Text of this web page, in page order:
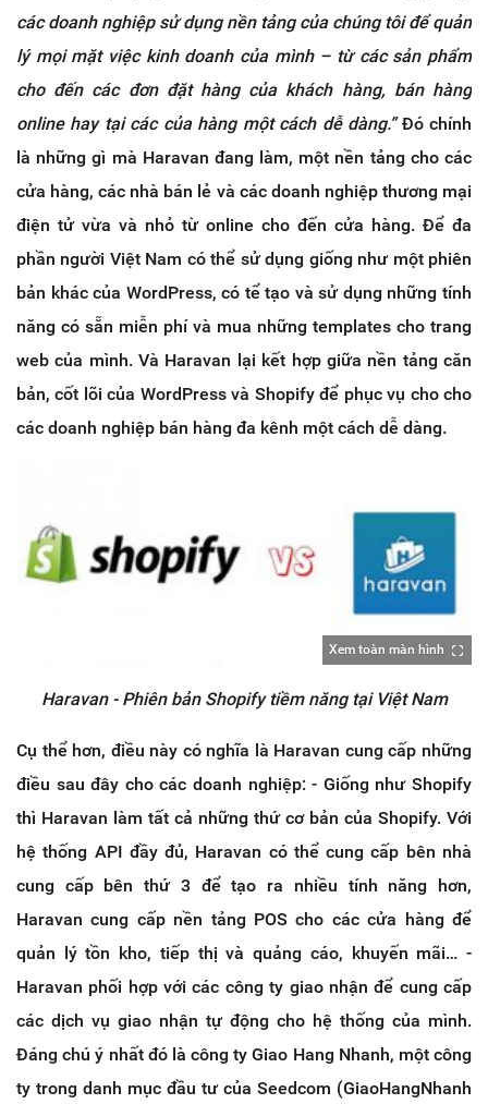
các doanh nghiệp sử dụng nền tảng của chúng tôi để quản
lý mọi mặt việc kinh doanh của mình – từ các sản phẩm
cho đến các đơn đặt hàng của khách hàng, bán hàng
online hay tại các của hàng một cách dễ dàng.”Đó chính
là những gì mà Haravan đang làm, một nền tảng cho các
cửa hàng, các nhà bán lẻ và các doanh nghiệp thương mại
điện tử vừa và nhỏ từ online cho đến cửa hàng. Để đa
phần người Việt Nam có thể sử dụng giống như một phiên
bản khác của WordPress, có tể tạo và sử dụng những tính
năng có sẵn miễn phí và mua những templates cho trang
web của mình. Và Haravan lại kết hợp giữa nền tảng căn
bản, cốt lõi của WordPress và Shopify để phục vụ cho cho
các doanh nghiệp bán hàng đa kênh một cách dễ dàng.
Xem toàn màn hình
Haravan - Phiên bản Shopify tiềm năng tại Việt Nam
Cụ thể hơn, điều này có nghĩa là Haravan cung cấp những
điều sau đây cho các doanh nghiệp: - Giống như Shopify
thì Haravan làm tất cả những thứ cơ bản của Shopify. Với
hệ thống API đầy đủ, Haravan có thể cung cấp bên nhà
cung cấp bên thứ 3 để tạo ra nhiều tính năng hơn,
Haravan cung cấp nền tảng POS cho các cửa hàng để
quản lý tồn kho, tiếp thị và quảng cáo, khuyến mãi… -
Haravan phối hợp với các công ty giao nhận để cung cấp
các dịch vụ giao nhận tự động cho hệ thống của mình.
Đáng chú ý nhất đó là công ty Giao Hang Nhanh, một công
ty trong danh mục đầu tư của Seedcom (GiaoHangNhanh